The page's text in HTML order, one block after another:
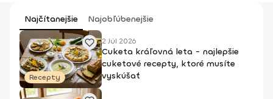
Najčítanejšie Najobľúbenejšie
Recepty
2 Júl 2026
Cuketa kráľovná leta - najlepšie
cuketové recepty, ktoré musíte
vyskúšať